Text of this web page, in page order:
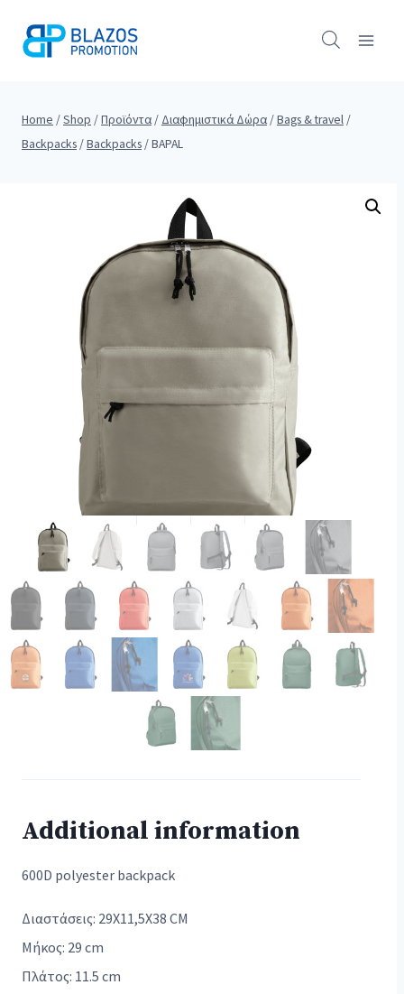
Home /Shop /Προϊόντα / Διαφημιστικά Δώρα /Bags & travel /
Backpacks /Backpacks /BAPAL
Additional information
600D polyester backpack
Διαστάσεις: 29X11,5X38 CM
Μήκος: 29 cm
Πλάτος: 11.5 cm